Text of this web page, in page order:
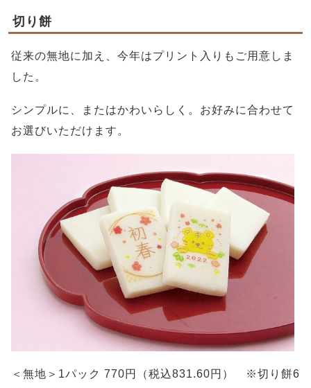
切り餅
従来の無地に加え、今年はプリント入りもご用意しま
した。
シンプルに、またはかわいらしく。お好みに合わせて
お選びいただけます。
＜無地＞1パック 770円（税込831.60円） ※切り餅6